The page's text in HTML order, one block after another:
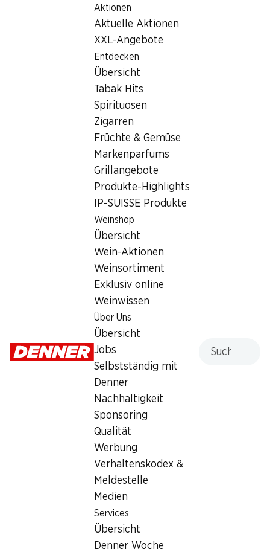
Aktionen
Aktuelle Aktionen
XXL-Angebote
Entdecken
Übersicht
Tabak Hits
Spirituosen
Zigarren
Früchte & Gemüse
Markenparfums
Grillangebote
Produkte-Highlights
IP-SUISSE Produkte
Weinshop
Übersicht
Wein-Aktionen
Weinsortiment
Exklusiv online
Weinwissen
Über Uns
Übersicht
Jobs
Selbstständig mit
Denner
Nachhaltigkeit
Sponsoring
Qualität
Werbung
Verhaltenskodex &
Meldestelle
Medien
Services
Übersicht
Denner Woche
Filialsuche
Denner Filiale Birmensdorferstrasse 79, 8902 Urdorf
8902 Urdorf, Zentrum
Spitzacker
Birmensdorferstrasse 79, 8902 Urdorf
Zur Wegbeschreibung
Öffnungszeiten
Dienstag
Bargeldbezug mit Post - / M-Card